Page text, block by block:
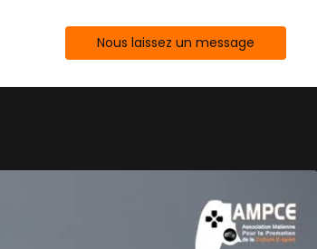
Nous laissez un message